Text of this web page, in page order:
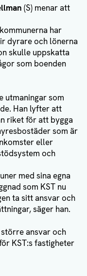
(S) menar att
har
dyrare och lönerna
skulle uppskatta
som boenden
utmaningar som
Han lyfter att
riket för att bygga
som är
eller
och
med sina egna
som KST nu
ta sitt ansvar och
säger han.
ansvar och
KST:s fastigheter